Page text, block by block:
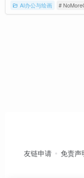
AI办公与绘画 #
友链申请 免责声